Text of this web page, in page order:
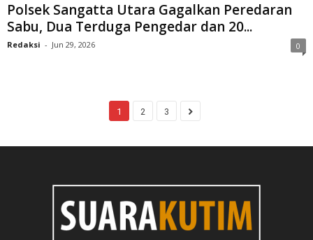
Polsek Sangatta Utara Gagalkan Peredaran
Sabu, Dua Terduga Pengedar dan 20...
Redaksi - Jun 29, 2026 0
1 2 3